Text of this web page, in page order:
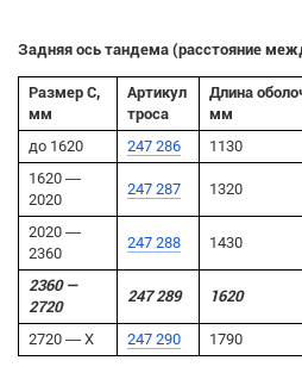
Задняя ось тандема (расстояние
Размер C,
мм
Артикул
троса
Длина
мм
до 1620 247 286 1130
1620 —
2020
247 287 1320
2020 —
2360
247 288 1430
2360 —
2720
247 289 1620
2720 — X 247 290 1790